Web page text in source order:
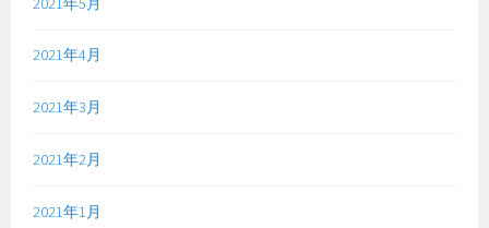
2021年4月
2021年3月
2021年2月
2021年1月